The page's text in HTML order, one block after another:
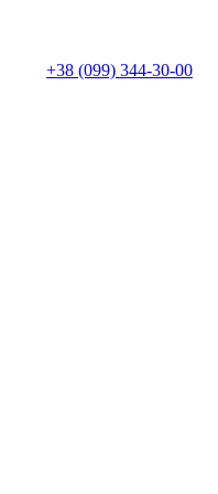
+38 (099) 344-30-00